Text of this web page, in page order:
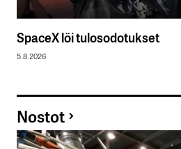
SpaceX löi tulosodotukset
5.8.2026
Nostot